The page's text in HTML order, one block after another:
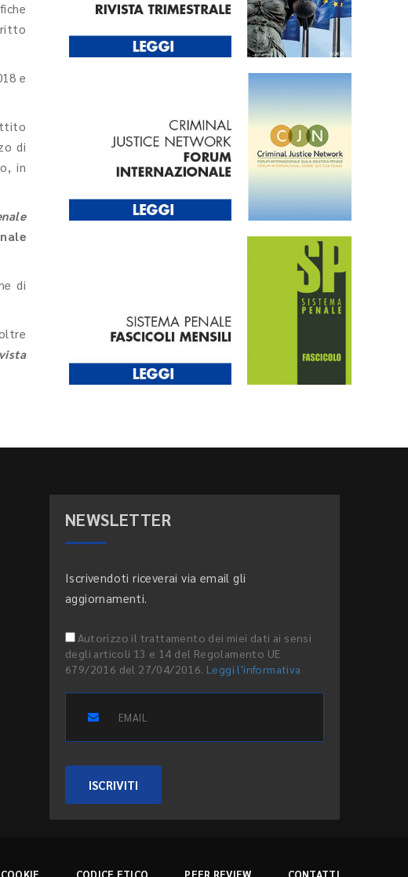
e
di
in
di
NEWSLETTER
Iscrivendoti riceverai via email gli
aggiornamenti.
Autorizzo il trattamento dei miei dati ai sensi
degli articoli 13 e 14 del Regolamento UE
679/2016 del 27/04/2016. Leggi l'informativa
ISCRIVITI
CODICE ETICO PEER REVIEW CONTATTI